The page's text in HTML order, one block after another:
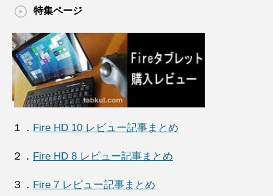
特集ページ
１． Fire HD 10 レビュー記事まとめ
２． Fire HD 8 レビュー記事まとめ
３． Fire 7 レビュー記事まとめ